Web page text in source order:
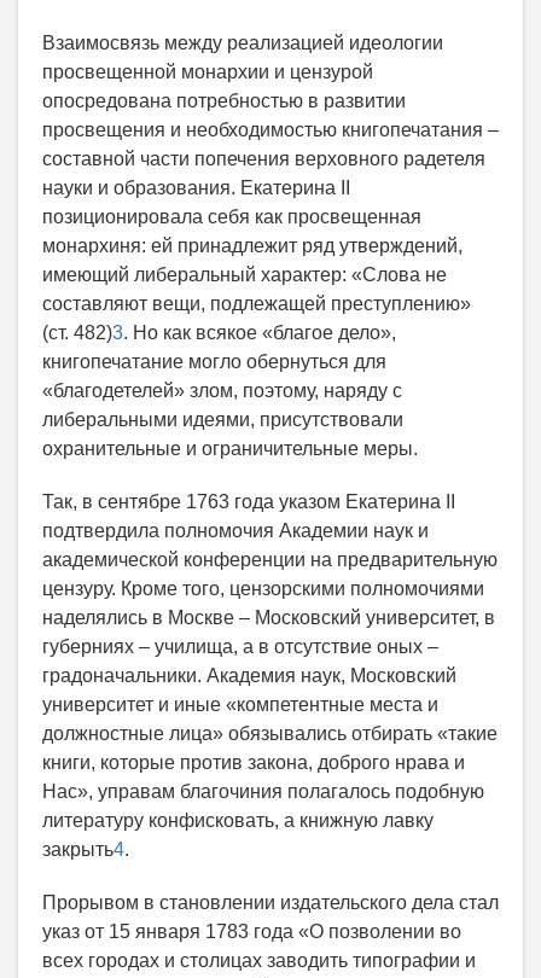
Взаимосвязь между реализацией идеологии
просвещенной монархии и цензурой
опосредована потребностью в развитии
просвещения и необходимостью книгопечатания –
составной части попечения верховного радетеля
науки и образования. Екатерина II
позиционировала себя как просвещенная
монархиня: ей принадлежит ряд утверждений,
имеющий либеральный характер: «Слова не
составляют вещи, подлежащей преступлению»
(ст. 482)3. Но как всякое «благое дело»,
книгопечатание могло обернуться для
«благодетелей» злом, поэтому, наряду с
либеральными идеями, присутствовали
охранительные и ограничительные меры.
Так, в сентябре 1763 года указом Екатерина II
подтвердила полномочия Академии наук и
академической конференции на предварительную
цензуру. Кроме того, цензорскими полномочиями
наделялись в Москве – Московский университет, в
губерниях – училища, а в отсутствие оных –
градоначальники. Академия наук, Московский
университет и иные «компетентные места и
должностные лица» обязывались отбирать «такие
книги, которые против закона, доброго нрава и
Нас», управам благочиния полагалось подобную
литературу конфисковать, а книжную лавку
закрыть4.
Прорывом в становлении издательского дела стал
указ от 15 января 1783 года «О позволении во
всех городах и столицах заводить типографии и